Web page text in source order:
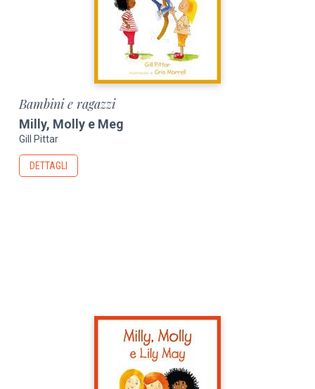
Bambini e ragazzi
Milly, Molly e Meg
Gill Pittar
DETTAGLI